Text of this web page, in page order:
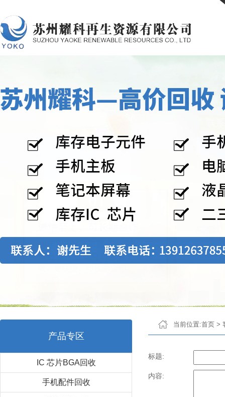
产品专区
IC 芯片BGA回收
手机配件回收
当前位置:首页 >
标题:
内容: